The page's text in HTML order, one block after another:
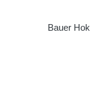
Bauer